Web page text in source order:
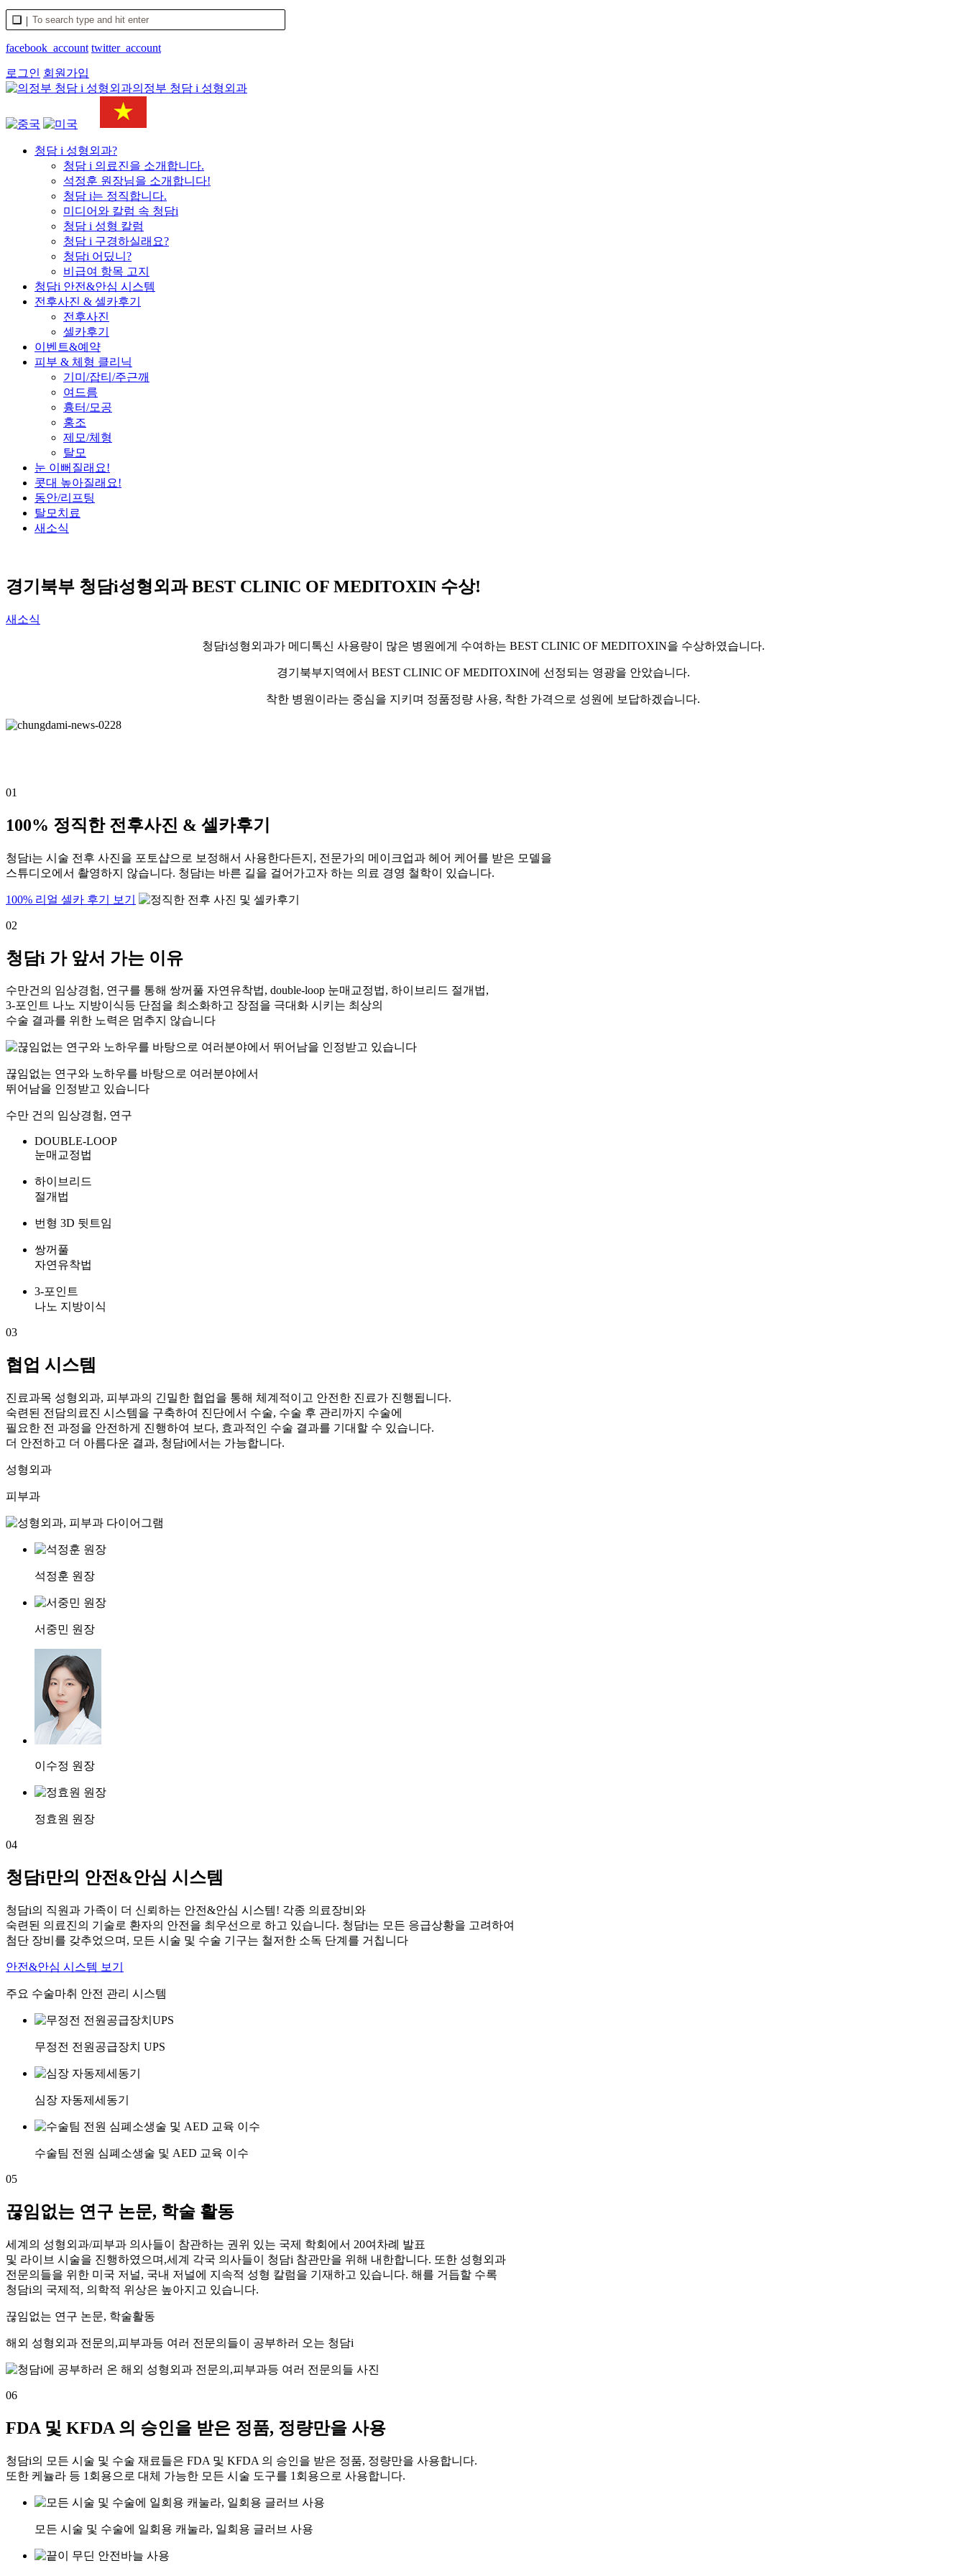
facebook_account twitter_account
로그인 회원가입
의정부 청담 i 성형외과
청담 i 성형외과?
청담 i 의료진을 소개합니다.
석정훈 원장님을 소개합니다!
청담 i는 정직합니다.
미디어와 칼럼 속 청담i
청담 i 성형 칼럼
청담 i 구경하실래요?
청담i 어딨니?
비급여 항목 고지
청담i 안전&안심 시스템
전후사진 & 셀카후기
전후사진
셀카후기
이벤트&예약
피부 & 체형 클리닉
기미/잡티/주근깨
여드름
흉터/모공
홍조
제모/체형
탈모
눈 이뻐질래요!
콧대 높아질래요!
동안/리프팅
탈모치료
새소식
경기북부 청담i성형외과 BEST CLINIC OF MEDITOXIN 수상!
새소식
청담i성형외과가 메디톡신 사용량이 많은 병원에게 수여하는 BEST CLINIC OF MEDITOXIN을 수상하였습니다.
경기북부지역에서 BEST CLINIC OF MEDITOXIN에 선정되는 영광을 안았습니다.
착한 병원이라는 중심을 지키며 정품정량 사용, 착한 가격으로 성원에 보답하겠습니다.
01
100% 정직한 전후사진 & 셀카후기
청담i는 시술 전후 사진을 포토샵으로 보정해서 사용한다든지, 전문가의 메이크업과 헤어 케어를 받은 모델을
스튜디오에서 촬영하지 않습니다. 청담i는 바른 길을 걸어가고자 하는 의료 경영 철학이 있습니다.
100% 리얼 셀카 후기 보기
02
청담i 가 앞서 가는 이유
수만건의 임상경험, 연구를 통해 쌍꺼풀 자연유착법, double-loop 눈매교정법, 하이브리드 절개법,
3-포인트 나노 지방이식등 단점을 최소화하고 장점을 극대화 시키는 최상의
수술 결과를 위한 노력은 멈추지 않습니다
끊임없는 연구와 노하우를 바탕으로 여러분야에서
뛰어남을 인정받고 있습니다
수만 건의 임상경험, 연구
DOUBLE-LOOP
눈매교정법
하이브리드
절개법
번형 3D 뒷트임
쌍꺼풀
자연유착법
3-포인트
나노 지방이식
03
협업 시스템
진료과목 성형외과, 피부과의 긴밀한 협업을 통해 체계적이고 안전한 진료가 진행됩니다.
숙련된 전담의료진 시스템을 구축하여 진단에서 수술, 수술 후 관리까지 수술에
필요한 전 과정을 안전하게 진행하여 보다, 효과적인 수술 결과를 기대할 수 있습니다.
더 안전하고 더 아름다운 결과, 청담i에서는 가능합니다.
성형외과
피부과
석정훈 원장
서중민 원장
이수정 원장
정효원 원장
04
청담i만의 안전&안심 시스템
청담i의 직원과 가족이 더 신뢰하는 안전&안심 시스템! 각종 의료장비와
숙련된 의료진의 기술로 환자의 안전을 최우선으로 하고 있습니다. 청담i는 모든 응급상황을 고려하여
첨단 장비를 갖추었으며, 모든 시술 및 수술 기구는 철저한 소독 단계를 거칩니다
안전&안심 시스템 보기
주요 수술마취 안전 관리 시스템
무정전 전원공급장치 UPS
심장 자동제세동기
수술팀 전원 심폐소생술 및 AED 교육 이수
05
끊임없는 연구 논문, 학술 활동
세계의 성형외과/피부과 의사들이 참관하는 권위 있는 국제 학회에서 20여차례 발표
및 라이브 시술을 진행하였으며,세계 각국 의사들이 청담i 참관만을 위해 내한합니다. 또한 성형외과
전문의들을 위한 미국 저널, 국내 저널에 지속적 성형 칼럼을 기재하고 있습니다. 해를 거듭할 수록
청담i의 국제적, 의학적 위상은 높아지고 있습니다.
끊임없는 연구 논문, 학술활동
해외 성형외과 전문의,피부과등 여러 전문의들이 공부하러 오는 청담i
06
FDA 및 KFDA 의 승인을 받은 정품, 정량만을 사용
청담i의 모든 시술 및 수술 재료들은 FDA 및 KFDA 의 승인을 받은 정품, 정량만을 사용합니다.
또한 케뉼라 등 1회용으로 대체 가능한 모든 시술 도구를 1회용으로 사용합니다.
모든 시술 및 수술에 일회용 캐눌라, 일회용 글러브 사용